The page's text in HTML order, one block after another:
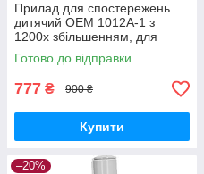
Прилад для спостережень
дитячий OEM 1012A-1 з
1200х збільшенням, для
досліджень, Білий GoodPlace
-worry-free-shopping-
Готово до відправки
777 ₴ 900 ₴
Купити
–20%